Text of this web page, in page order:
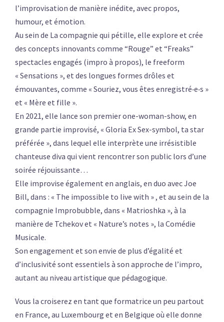
l’improvisation de manière inédite, avec propos,
humour, et émotion.
Au sein de La compagnie qui pétille, elle explore et crée
des concepts innovants comme “Rouge” et “Freaks”
spectacles engagés (impro à propos), le freeform
« Sensations », et des longues formes drôles et
émouvantes, comme « Souriez, vous êtes enregistré‧e‧s »
et « Mère et fille ».
En 2021, elle lance son premier one-woman-show, en
grande partie improvisé, « Gloria Ex Sex-symbol, ta star
préférée », dans lequel elle interprète une irrésistible
chanteuse diva qui vient rencontrer son public lors d’une
soirée réjouissante…
Elle improvise également en anglais, en duo avec Joe
Bill, dans : « The impossible to live with » , et au sein de la
compagnie Improbubble, dans « Matrioshka », à la
manière de Tchekov et « Nature’s notes », la Comédie
Musicale.
Son engagement et son envie de plus d’égalité et
d’inclusivité sont essentiels à son approche de l’impro,
autant au niveau artistique que pédagogique.
Vous la croiserez en tant que formatrice un peu partout
en France, au Luxembourg et en Belgique où elle donne